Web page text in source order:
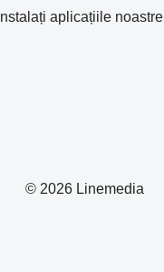
© 2026 Linemedia
Instalați aplicațiile noastre